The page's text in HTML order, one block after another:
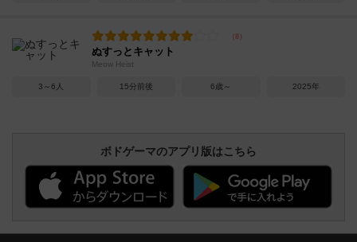
ぬすっとキャット
Meow Heist
3～6人 15分前後 6歳～ 2025年
ボドゲーマのアプリ版はこちら